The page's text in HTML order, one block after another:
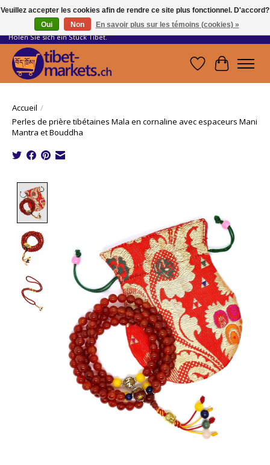
Handwerkskunst vom Dach der Welt.
Holen Sie sich ein Stück Tibet.
Liste dePanier
Accueil /
Perles de prière tibétaines Mala en cornaline avec espaceurs Mani
Mantra et Bouddha
Veuillez accepter les cookies afin de rendre ce site plus fonctionnel. D'accord?
Oui
Non En savoir plus sur les témoins (cookies) »